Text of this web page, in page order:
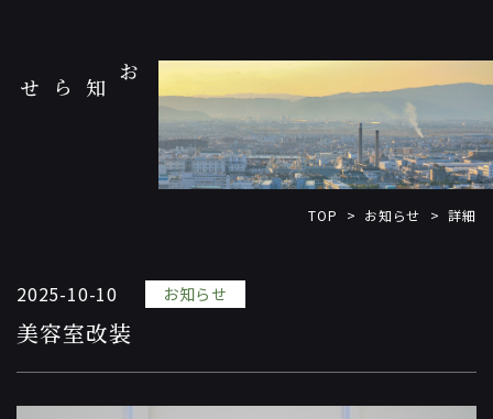
お知らせ
TOP > お知らせ > 詳細
2025-10-10 お知らせ
美容室改装